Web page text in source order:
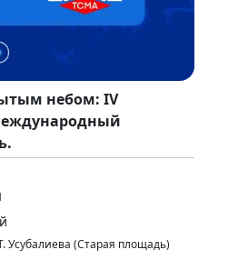
небом: IV
(Старая площадь)